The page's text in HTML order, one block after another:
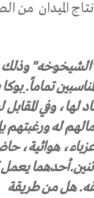
الميدان من
تماماً.
وفي المقابل
له ورغبتهم
هوائية،
هل من طريقة